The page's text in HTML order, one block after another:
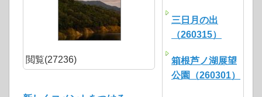
閲覧(27236)
三日月の出
（260315）
箱根芦ノ湖展望
公園（260301）